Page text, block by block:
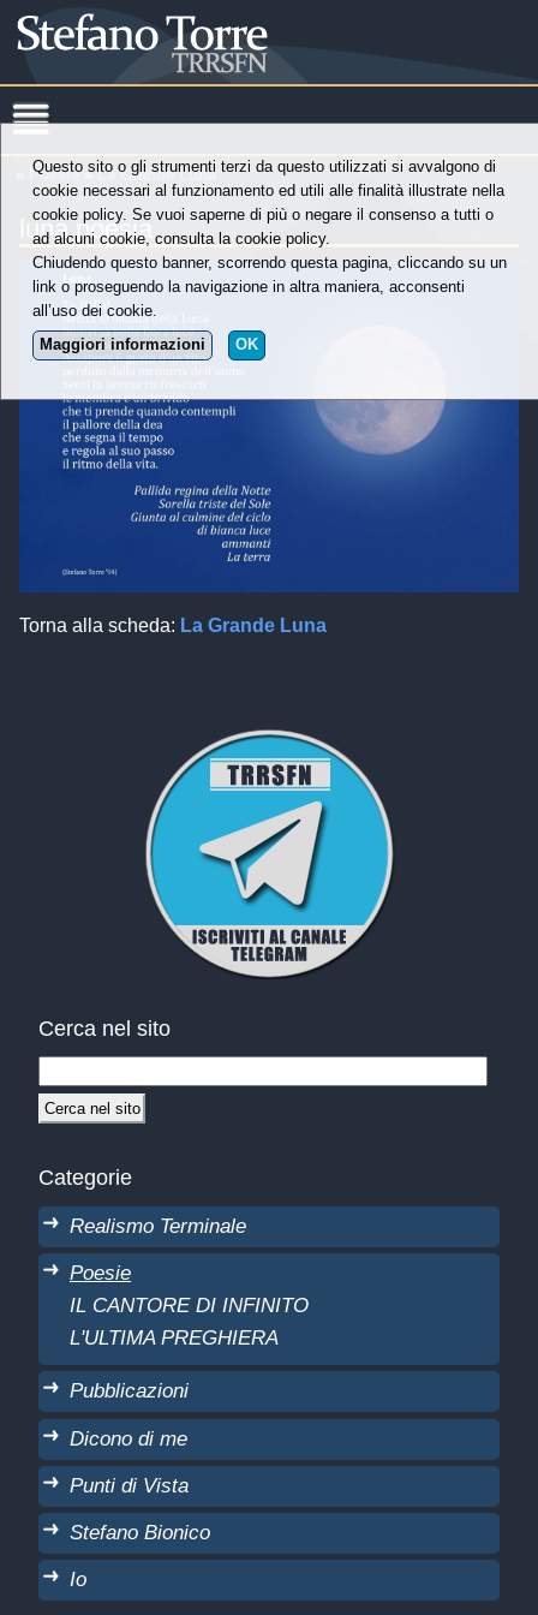
Poesie »La Grande Luna
luna poesia
Torna alla scheda: La Grande Luna
Cerca nel sito
Categorie
Realismo Terminale
Poesie
IL CANTORE DI INFINITO
L'ULTIMA PREGHIERA
Pubblicazioni
Dicono di me
Punti di Vista
Stefano Bionico
Io
Questo sito o gli strumenti terzi da questo utilizzati si avvalgono di
cookie necessari al funzionamento ed utili alle finalità illustrate nella
cookie policy. Se vuoi saperne di più o negare il consenso a tutti o
ad alcuni cookie, consulta la cookie policy.
Chiudendo questo banner, scorrendo questa pagina, cliccando su un
link o proseguendo la navigazione in altra maniera, acconsenti
all’uso dei cookie.
Maggiori informazioni
OK